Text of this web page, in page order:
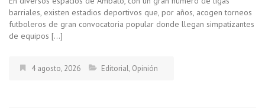
barriales, existen estadios deportivos que, por años, acogen torneos
futboleros de gran convocatoria popular donde llegan simpatizantes
de equipos […]
4 agosto, 2026 Editorial, Opinión